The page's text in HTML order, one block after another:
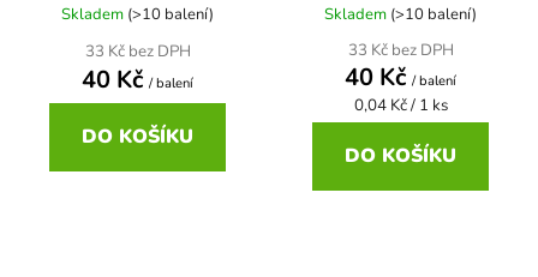
Skladem (>10 balení)
33 Kč bez DPH
40 Kč / balení
DO KOŠÍKU
Skladem (>10 balení)
33 Kč bez DPH
40 Kč / balení
Měrná
cena:
0,04 Kč / 1 ks
DO KOŠÍKU